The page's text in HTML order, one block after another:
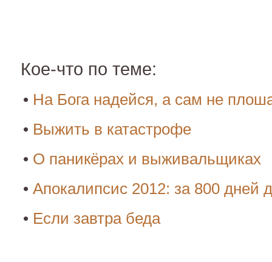
Кое-что по теме:
• На Бога надейся, а сам не
• Выжить в катастрофе
• О паникёрах и выживальщиках
• Апокалипсис 2012: за 800 дней
• Если завтра беда